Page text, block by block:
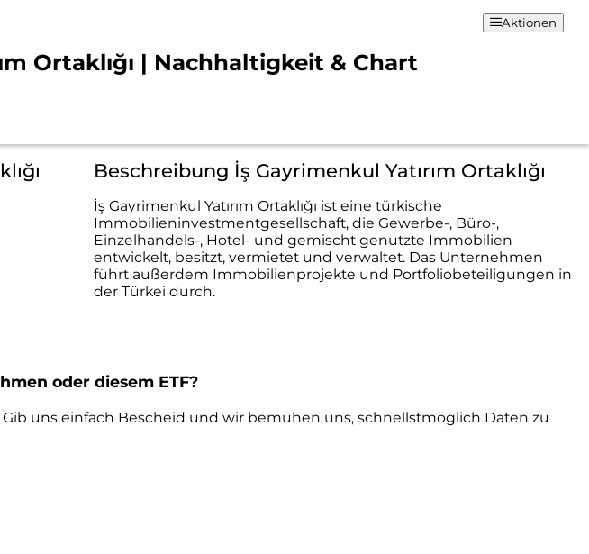
Ortaklığı | Nachhaltigkeit & Chart
Aktionen
Beschreibung İş Gayrimenkul Yatırım Ortaklığı
İş Gayrimenkul Yatırım Ortaklığı ist eine türkische
Immobilieninvestmentgesellschaft, die Gewerbe-, Büro-,
Einzelhandels-, Hotel- und gemischt genutzte Immobilien
entwickelt, besitzt, vermietet und verwaltet. Das Unternehmen
führt außerdem Immobilienprojekte und Portfoliobeteiligungen in
der Türkei durch.
oder diesem ETF?
uns einfach Bescheid und wir bemühen uns, schnellstmöglich Daten zu